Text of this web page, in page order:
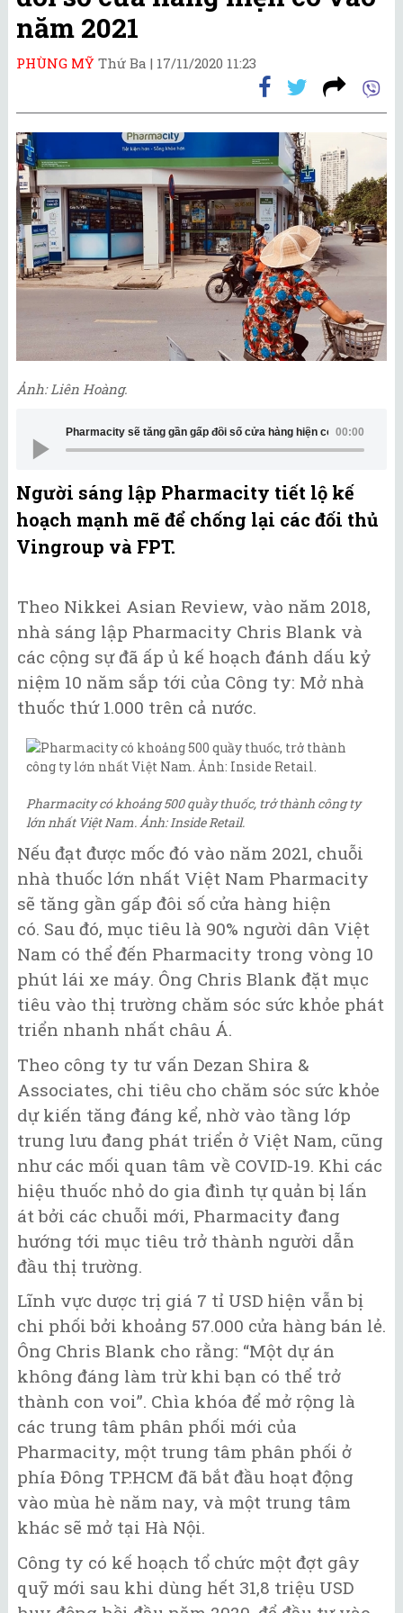
năm 2021
PHÙNG MỸ Thứ Ba | 17/11/2020 11:23
Ảnh: Liên Hoàng.
00:00
Pharmacity sẽ tăng gần gấp đôi số cửa hàng hiện có vào năm
Người sáng lập Pharmacity tiết lộ kế
hoạch mạnh mẽ để chống lại các đối thủ
Vingroup và FPT.
Theo Nikkei Asian Review, vào năm 2018,
nhà sáng lập Pharmacity Chris Blank và
các cộng sự đã ấp ủ kế hoạch đánh dấu kỷ
niệm 10 năm sắp tới của Công ty: Mở nhà
thuốc thứ 1.000 trên cả nước.
Pharmacity có khoảng 500 quầy thuốc, trở thành công ty
lớn nhất Việt Nam. Ảnh: Inside Retail.
Nếu đạt được mốc đó vào năm 2021, chuỗi
nhà thuốc lớn nhất Việt Nam Pharmacity
sẽ tăng gần gấp đôi số cửa hàng hiện
có. Sau đó, mục tiêu là 90% người dân Việt
Nam có thể đến Pharmacity trong vòng 10
phút lái xe máy. Ông Chris Blank đặt mục
tiêu vào thị trường chăm sóc sức khỏe phát
triển nhanh nhất châu Á.
Theo công ty tư vấn Dezan Shira &
Associates, chi tiêu cho chăm sóc sức khỏe
dự kiến ​​tăng đáng kể, nhờ vào tầng lớp
trung lưu đang phát triển ở Việt Nam, cũng
như các mối quan tâm về COVID-19. Khi các
hiệu thuốc nhỏ do gia đình tự quản bị lấn
át bởi các chuỗi mới, Pharmacity đang
hướng tới mục tiêu trở thành người dẫn
đầu thị trường.
Lĩnh vực dược trị giá 7 tỉ USD hiện vẫn bị
chi phối bởi khoảng 57.000 cửa hàng bán lẻ.
Ông Chris Blank cho rằng: “Một dự án
không đáng làm trừ khi bạn có thể trở
thành con voi”. Chìa khóa để mở rộng là
các trung tâm phân phối mới của
Pharmacity, một trung tâm phân phối ở
phía Đông TP.HCM đã bắt đầu hoạt động
vào mùa hè năm nay, và một trung tâm
khác sẽ mở tại Hà Nội.
Công ty có kế hoạch tổ chức một đợt gây
quỹ mới sau khi dùng hết 31,8 triệu USD